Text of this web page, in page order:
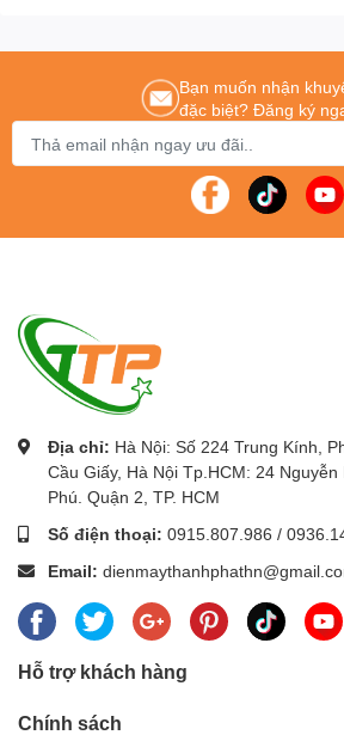
/ 0915.807.986
Cung cấp máy in giá rẻ trên toàn quốc
Bạn muốn nhận
đặc biệt? Đăng ký
Địa chỉ: Hà Nội: Số 224 Trung Kính,
Cầu Giấy, Hà Nội Tp.HCM: 24
Phú. Quận 2, TP. HCM
Số điện thoại: 0915.807.986 /
Email:
Hỗ trợ khách hàng
Chính sách